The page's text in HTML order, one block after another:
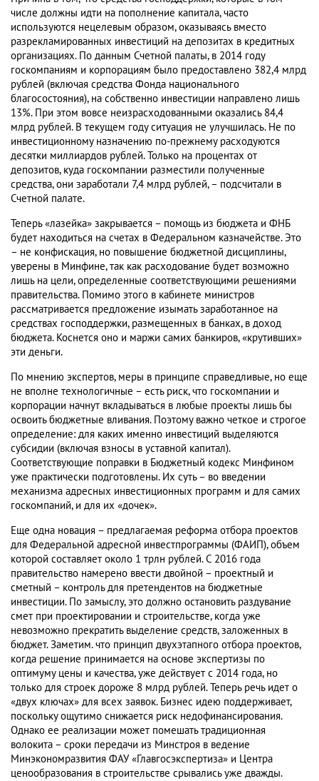
числе должны идти на пополнение капитала, часто
используются нецелевым образом, оказываясь вместо
разрекламированных инвестиций на депозитах в кредитных
организациях. По данным Счетной палаты, в 2014 году
госкомпаниям и корпорациям было предоставлено 382,4 млрд
рублей (включая средства Фонда национального
благосостояния), на собственно инвестиции направлено лишь
13%. При этом вовсе неизрасходованными оказались 84,4
млрд рублей. В текущем году ситуация не улучшилась. Не по
инвестиционному назначению по-прежнему расходуются
десятки миллиардов рублей. Только на процентах от
депозитов, куда госкомпании разместили полученные
средства, они заработали 7,4 млрд рублей, – подсчитали в
Счетной палате.
Теперь «лазейка» закрывается – помощь из бюджета и ФНБ
будет находиться на счетах в Федеральном казначействе. Это
– не конфискация, но повышение бюджетной дисциплины,
уверены в Минфине, так как расходование будет возможно
лишь на цели, определенные соответствующими решениями
правительства. Помимо этого в кабинете министров
рассматривается предложение изымать заработанное на
средствах господдержки, размещенных в банках, в доход
бюджета. Коснется оно и маржи самих банкиров, «крутивших»
эти деньги.
По мнению экспертов, меры в принципе справедливые, но еще
не вполне технологичные – есть риск, что госкомпании и
корпорации начнут вкладываться в любые проекты лишь бы
освоить бюджетные вливания. Поэтому важно четкое и строгое
определение: для каких именно инвестиций выделяются
субсидии (включая взносы в уставной капитал).
Соответствующие поправки в Бюджетный кодекс Минфином
уже практически подготовлены. Их суть – во введении
механизма адресных инвестиционных программ и для самих
госкомпаний, и для их «дочек».
Еще одна новация – предлагаемая реформа отбора проектов
для Федеральной адресной инвестпрограммы (ФАИП), объем
которой составляет около 1 трлн рублей. С 2016 года
правительство намерено ввести двойной – проектный и
сметный – контроль для претендентов на бюджетные
инвестиции. По замыслу, это должно остановить раздувание
смет при проектировании и строительстве, когда уже
невозможно прекратить выделение средств, заложенных в
бюджет. Заметим. что принцип двухэтапного отбора проектов,
когда решение принимается на основе экспертизы по
оптимуму цены и качества, уже действует с 2014 года, но
только для строек дороже 8 млрд рублей. Теперь речь идет о
«двух ключах» для всех заявок. Бизнес идею поддерживает,
поскольку ощутимо снижается риск недофинансирования.
Однако ее реализации может помешать традиционная
волокита – сроки передачи из Минстроя в ведение
Минэкономразвития ФАУ «Главгосэкспертиза» и Центра
ценообразования в строительстве срывались уже дважды.